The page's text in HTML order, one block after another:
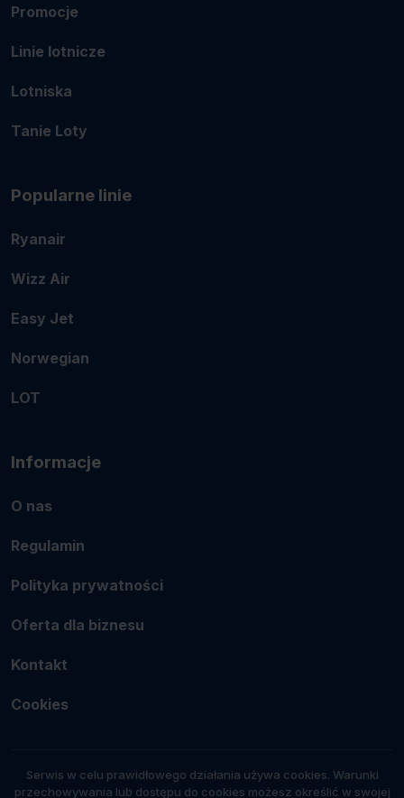
Promocje
Linie lotnicze
Lotniska
Tanie Loty
Popularne linie
Ryanair
Wizz Air
Easy Jet
Norwegian
LOT
Informacje
O nas
Regulamin
Polityka prywatności
Oferta dla biznesu
Kontakt
Cookies
Serwis w celu prawidłowego działania używa cookies. Warunki
przechowywania lub dostępu do cookies możesz określić w swojej